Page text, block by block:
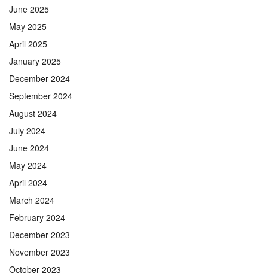
June 2025
May 2025
April 2025
January 2025
December 2024
September 2024
August 2024
July 2024
June 2024
May 2024
April 2024
March 2024
February 2024
December 2023
November 2023
October 2023